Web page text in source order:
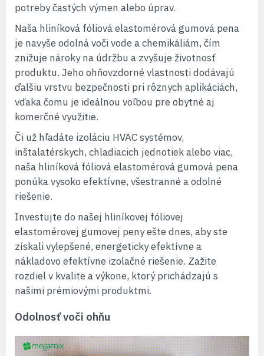
potreby častých výmen alebo úprav.
Naša hliníková fóliová elastomérová gumová pena
je navyše odolná voči vode a chemikáliám, čím
znižuje nároky na údržbu a zvyšuje životnosť
produktu. Jeho ohňovzdorné vlastnosti dodávajú
ďalšiu vrstvu bezpečnosti pri rôznych aplikáciách,
vďaka čomu je ideálnou voľbou pre obytné aj
komerčné využitie.
Či už hľadáte izoláciu HVAC systémov,
inštalatérskych, chladiacich jednotiek alebo viac,
naša hliníková fóliová elastomérová gumová pena
ponúka vysoko efektívne, všestranné a odolné
riešenie.
Investujte do našej hliníkovej fóliovej
elastomérovej gumovej peny ešte dnes, aby ste
získali vylepšené, energeticky efektívne a
nákladovo efektívne izolačné riešenie. Zažite
rozdiel v kvalite a výkone, ktorý prichádzajú s
našimi prémiovými produktmi.
Odolnosť voči ohňu